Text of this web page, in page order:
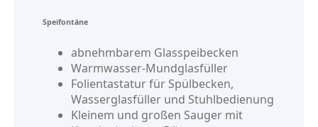
Speifontäne
abnehmbarem Glasspeibecken
Warmwasser-Mundglasfüller
Folientastatur für Spülbecken,
Wasserglasfüller und Stuhlbedienung
Kleinem und großen Sauger mit